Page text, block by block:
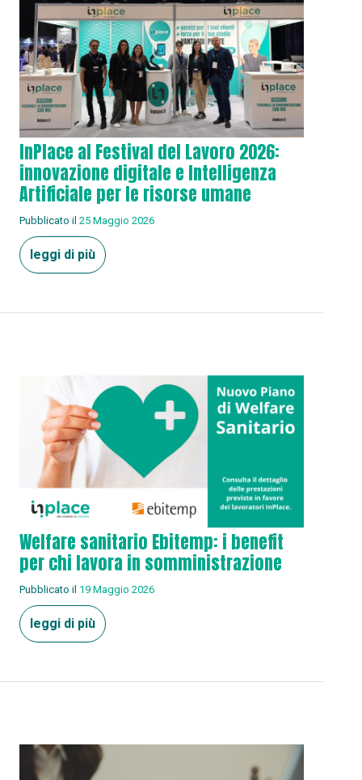
InPlace al Festival del Lavoro 2026:
innovazione digitale e Intelligenza
Artificiale per le risorse umane
Pubblicato il 25 Maggio 2026
leggi di più
Welfare sanitario Ebitemp: i benefit
per chi lavora in somministrazione
Pubblicato il 19 Maggio 2026
leggi di più